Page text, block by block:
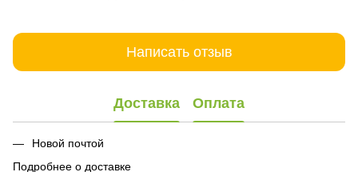
Написать отзыв
Доставка Оплата
Новой почтой
Подробнее о доставке